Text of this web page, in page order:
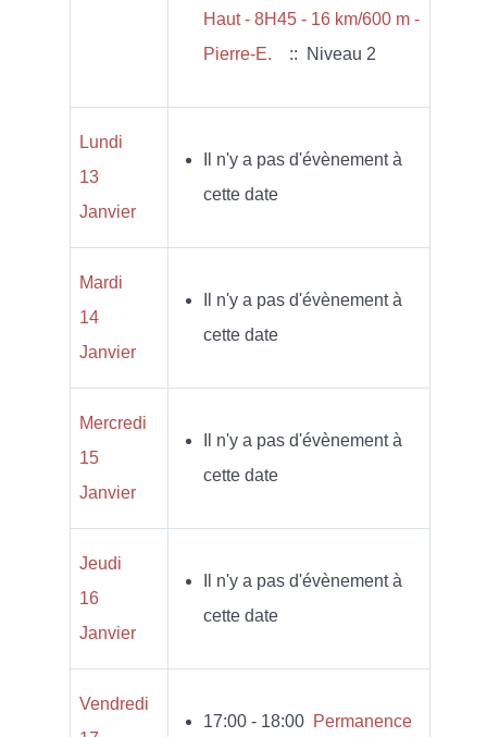
Haut - 8H45 - 16 km/600 m -
Pierre-E.
:: Niveau 2
Lundi
13
Janvier
Il n'y a pas d'évènement à
cette date
Mardi
14
Janvier
Il n'y a pas d'évènement à
cette date
Mercredi
15
Janvier
Il n'y a pas d'évènement à
cette date
Jeudi
16
Janvier
Il n'y a pas d'évènement à
cette date
Vendredi
17:00 - 18:00 Permanence